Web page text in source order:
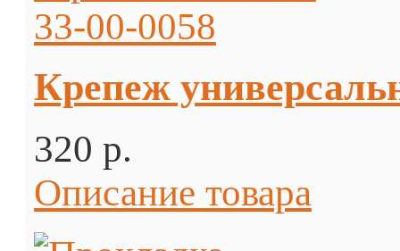
Крепеж
320 p.
Описание товара